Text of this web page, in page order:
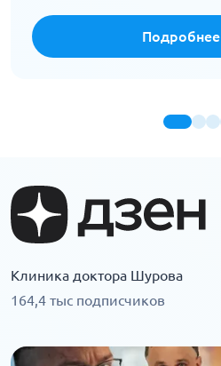
Подробнее
Клиника доктора Шурова
164,4 тыс подписчиков